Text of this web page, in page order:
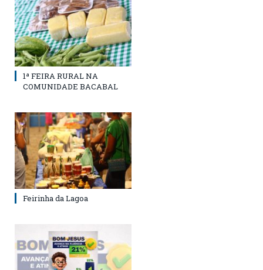
1ª FEIRA RURAL NA
COMUNIDADE BACABAL
Feirinha da Lagoa